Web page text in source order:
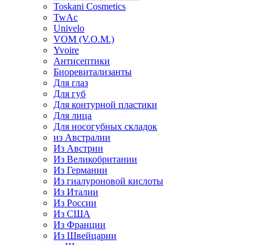
Toskani Cosmetics
TwAc
Univelo
VOM (V.O.M.)
Yvoire
Антисептики
Биоревитализанты
Для глаз
Для губ
Для контурной пластики
Для лица
Для носогубных складок
из Австралии
Из Австрии
Из Великобритании
Из Германии
Из гиалуроновой кислоты
Из Италии
Из России
Из США
Из Франции
Из Швейцарии